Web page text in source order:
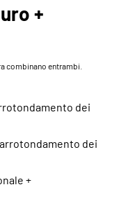
+
combinano entrambi.
dei
dei
+